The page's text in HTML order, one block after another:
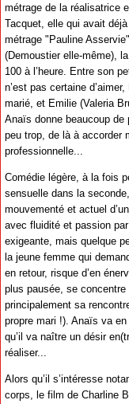
métrage de la réalisatrice
Tacquet, elle qui avait
métrage "Pauline
(Demoustier elle-même),
100 à l’heure. Entre son
n’est pas certaine
marié, et Emilie (Valeria
Anaïs donne beaucoup de
peu trop, de là à accorder
professionnelle...
Comédie légère, à la fois
sensuelle dans la
mouvementé et actuel
avec fluidité et passion
exigeante, mais quelque
la jeune femme qui
en retour, risque d’en
plus pausée, se
principalement sa
propre mari !). Anaïs va
qu’il va naître un désir
réaliser...
Alors qu’il s’intéresse
corps, le film de Charline